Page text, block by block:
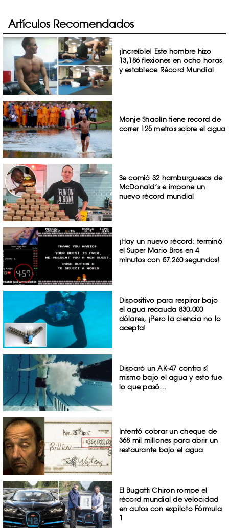
Artículos Recomendados
¡Increíble! Este hombre hizo
13,186 flexiones en ocho horas
y establece Récord Mundial
Monje Shaolín tiene record de
correr 125 metros sobre el agua
Se comió 32 hamburguesas de
McDonald’s e impone un
nuevo récord mundial
¡Hay un nuevo récord: terminó
el Super Mario Bros en 4
minutos con 57.260 segundos!
Dispositivo para respirar bajo
el agua recauda 830,000
dólares, ¡Pero la ciencia no lo
acepta!
Disparó un AK-47 contra sí
mismo bajo el agua y esto fue
lo que pasó…
Intentó cobrar un cheque de
368 mil millones para abrir un
restaurante bajo el agua
El Bugatti Chiron rompe el
récord mundial de velocidad
en autos con expiloto Fórmula
1